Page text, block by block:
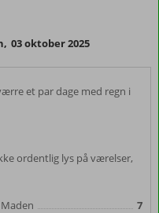
, 03 oktober 2025
et par dage med regn i
ordentlig lys på værelser,
Maden
7